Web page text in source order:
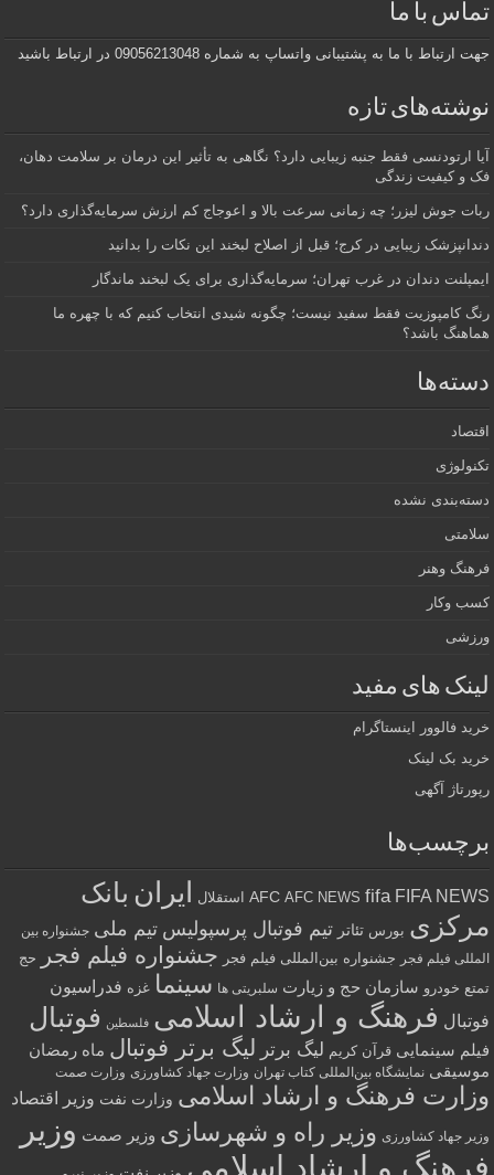
تماس با ما
جهت ارتباط با ما به پشتیبانی واتساپ به شماره 09056213048 در ارتباط باشید
نوشته‌های تازه
آیا ارتودنسی فقط جنبه زیبایی دارد؟ نگاهی به تأثیر این درمان بر سلامت دهان،
فک و کیفیت زندگی
ربات جوش لیزر؛ چه زمانی سرعت بالا و اعوجاج کم ارزش سرمایه‌گذاری دارد؟
دندانپزشک زیبایی در کرج؛ قبل از اصلاح لبخند این نکات را بدانید
ایمپلنت دندان در غرب تهران؛ سرمایه‌گذاری برای یک لبخند ماندگار
رنگ کامپوزیت فقط سفید نیست؛ چگونه شیدی انتخاب کنیم که با چهره ما
هماهنگ باشد؟
دسته‌ها
اقتصاد
تکنولوژی
دسته‌بندی نشده
سلامتی
فرهنگ وهنر
کسب وکار
ورزشی
لینک های مفید
خرید فالوور اینستاگرام
خرید بک لینک
رپورتاژ آگهی
برچسب‌ها
AFC AFC NEWS fifa FIFA NEWS استقلال ایران بانک
مرکزی بورس تئاتر تیم فوتبال پرسپولیس تیم ملی جشنواره بین
المللی فیلم فجر جشنواره بین‌المللی فیلم فجر جشنواره فیلم فجر
حج
تمتع خودرو سازمان حج و زیارت سلبریتی ها سینما غزه فدراسیون
فوتبال فرهنگ و ارشاد اسلامی فلسطین فوتبال
فیلم سینمایی قرآن کریم لیگ برتر لیگ برتر فوتبال ماه رمضان
موسیقی نمایشگاه بین‌المللی کتاب تهران وزارت جهاد کشاورزی وزارت صمت
وزارت فرهنگ و ارشاد اسلامی وزارت نفت وزیر اقتصاد
وزیر جهاد کشاورزی وزیر راه و شهرسازی وزیر صمت وزیر
فرهنگ و ارشاد اسلامی